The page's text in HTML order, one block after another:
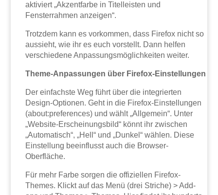
aktiviert „Akzentfarbe in Titelleisten und
Fensterrahmen anzeigen“.
Trotzdem kann es vorkommen, dass Firefox nicht so
aussieht, wie ihr es euch vorstellt. Dann helfen
verschiedene Anpassungsmöglichkeiten weiter.
Theme-Anpassungen über Firefox-Einstellungen
Der einfachste Weg führt über die integrierten
Design-Optionen. Geht in die Firefox-Einstellungen
(about:preferences) und wählt „Allgemein“. Unter
„Website-Erscheinungsbild“ könnt ihr zwischen
„Automatisch“, „Hell“ und „Dunkel“ wählen. Diese
Einstellung beeinflusst auch die Browser-
Oberfläche.
Für mehr Farbe sorgen die offiziellen Firefox-
Themes. Klickt auf das Menü (drei Striche) > Add-